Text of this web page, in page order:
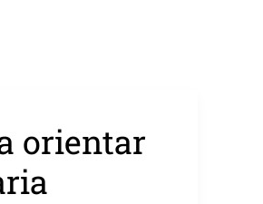
orientar